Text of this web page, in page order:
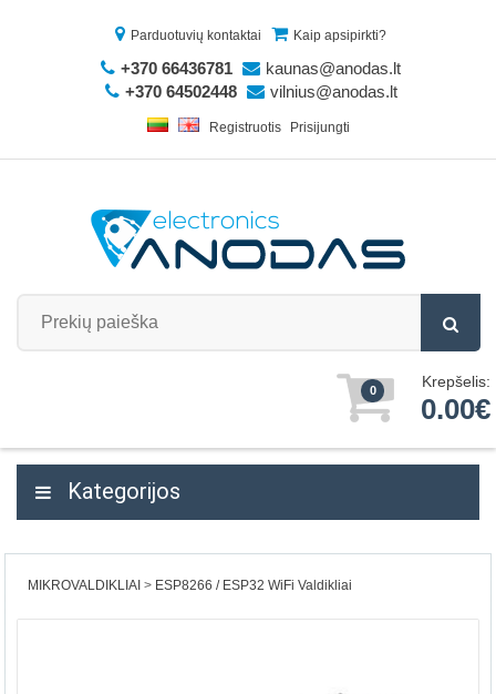
Parduotuvių kontaktai Kaip apsipirkti?
+370 66436781
kaunas@anodas.lt
+370 64502448
vilnius@anodas.lt
Registruotis Prisijungti
0 Krepšelis:
0.00€
Kategorijos
MIKROVALDIKLIAI ESP8266 / ESP32 WiFi Valdikliai